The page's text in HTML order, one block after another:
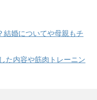
結婚についてや母親もチ
た内容や筋肉トレーニン